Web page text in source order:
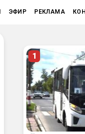
ЭФИР РЕКЛАМА